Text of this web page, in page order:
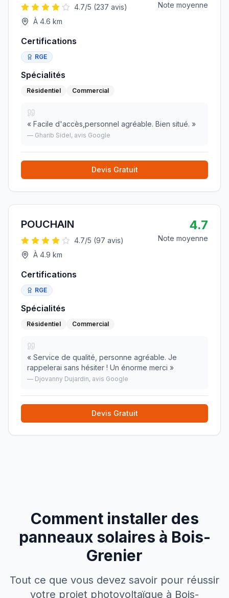
4.7/5 (237 avis)
À 4.6 km
Note moyenne
Certifications
RGE
Spécialités
Résidentiel Commercial
« Facile d'accès,personnel agréable. Bien situé. »
— Gharib Sidel, avis Google
Devis Gratuit
POUCHAIN
4.7/5 (97 avis)
À 4.9 km
4.7
Note moyenne
Certifications
RGE
Spécialités
Résidentiel Commercial
« Service de qualité, personne agréable. Je
rappelerai sans hésiter ! Un énorme merci »
— Djovanny Dujardin, avis Google
Devis Gratuit
Comment installer des
panneaux solaires à Bois-
Grenier
Tout ce que vous devez savoir pour réussir
votre projet photovoltaïque à Bois-